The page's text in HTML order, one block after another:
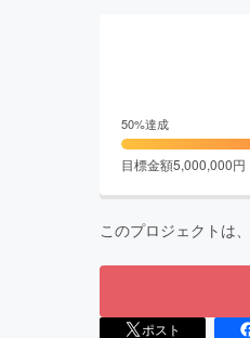
50%達成
目標金額5,000,000円
このプロジェクトは、
ポスト